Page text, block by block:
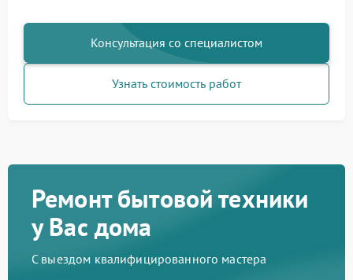
Консультация со специалистом
Узнать стоимость работ
Ремонт бытовой техники
у Вас дома
С выездом квалифицированного мастера